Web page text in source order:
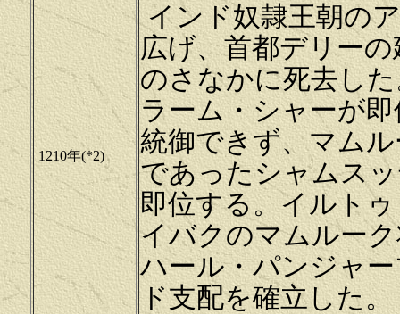
1210年(*2)
インド奴隷王朝の
広げ、首都デリー
のさなかに死去し
ラーム・シャーが
統御できず、マム
であったシャムス
即位する。イルト
イバクのマムルー
ハール・パンジャ
ド支配を確立した。